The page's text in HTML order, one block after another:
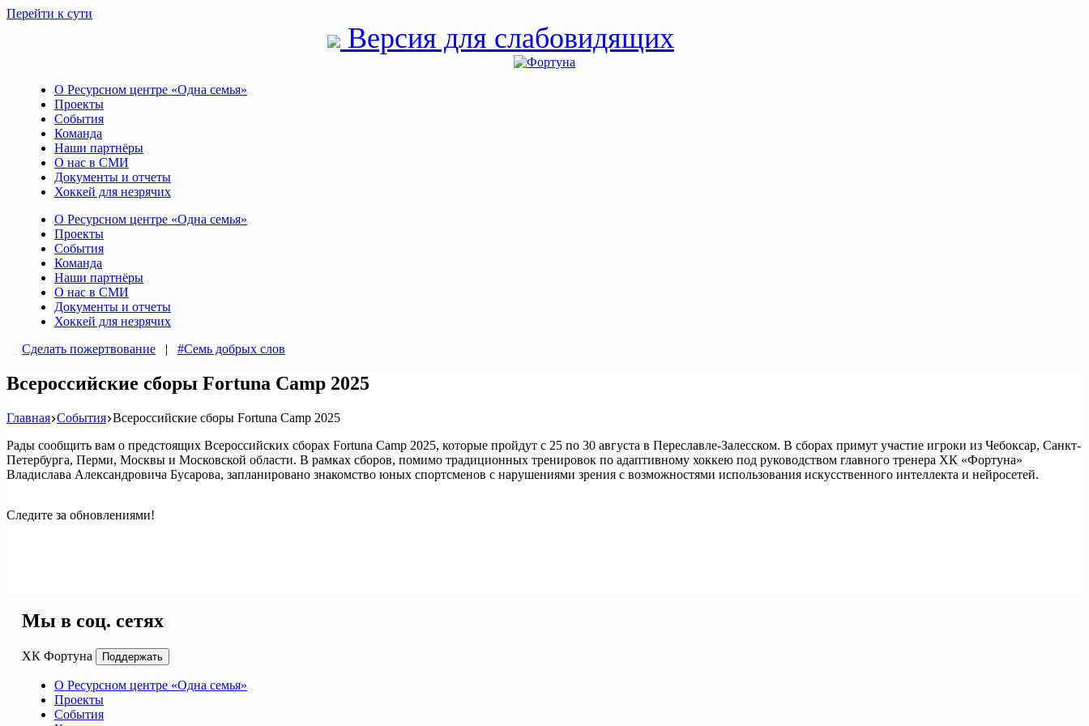
Перейти к сути
Версия для слабовидящих
О Ресурсном центре «Одна семья»
Проекты
События
Команда
Наши партнёры
О нас в СМИ
Документы и отчеты
Хоккей для незрячих
О Ресурсном центре «Одна семья»
Проекты
События
Команда
Наши партнёры
О нас в СМИ
Документы и отчеты
Хоккей для незрячих
Сделать пожертвование | #Семь добрых слов
Всероссийские сборы Fortuna Camp 2025
Главная События Всероссийские сборы Fortuna Camp 2025
Рады сообщить вам о предстоящих Всероссийских сборах Fortuna Camp 2025, которые пройдут с 25 по 30 августа в Переславле-Залесском. В сборах примут участие игроки из Чебоксар, Санкт-
Петербурга, Перми, Москвы и Московской области. В рамках сборов, помимо традиционных тренировок по адаптивному хоккею под руководством главного тренера ХК «Фортуна»
Владислава Александровича Бусарова, запланировано знакомство юных спортсменов с нарушениями зрения с возможностями использования искусственного интеллекта и нейросетей.
Следите за обновлениями!
Мы в соц. сетях
ХК Фортуна Поддержать
О Ресурсном центре «Одна семья»
Проекты
События